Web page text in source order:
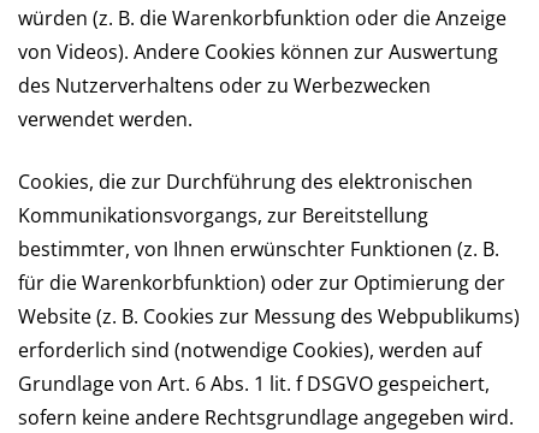
würden (z. B. die Warenkorbfunktion oder die Anzeige
von Videos). Andere Cookies können zur Auswertung
des Nutzerverhaltens oder zu Werbezwecken
verwendet werden.
Cookies, die zur Durchführung des elektronischen
Kommunikationsvorgangs, zur Bereitstellung
bestimmter, von Ihnen erwünschter Funktionen (z. B.
für die Warenkorbfunktion) oder zur Optimierung der
Website (z. B. Cookies zur Messung des Webpublikums)
erforderlich sind (notwendige Cookies), werden auf
Grundlage von Art. 6 Abs. 1 lit. f DSGVO gespeichert,
sofern keine andere Rechtsgrundlage angegeben wird.